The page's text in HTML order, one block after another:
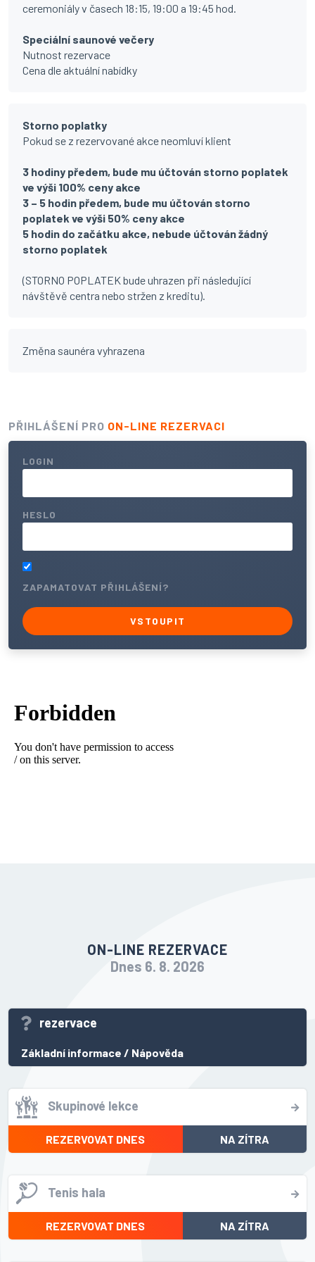
ceremoniály v časech 18:15, 19:00 a 19:45 hod.
Speciální saunové večery
Nutnost rezervace
Cena dle aktuální nabídky
Storno poplatky
Pokud se z rezervované akce neomluví klient
3 hodiny předem, bude mu účtován storno poplatek
ve výši 100% ceny akce
3 – 5 hodin předem, bude mu účtován storno
poplatek ve výši 50% ceny akce
5 hodin do začátku akce, nebude účtován žádný
storno poplatek
(STORNO POPLATEK bude uhrazen při následující
návštěvě centra nebo stržen z kreditu).
Změna saunéra vyhrazena
PŘIHLÁŠENÍ PRO ON-LINE REZERVACI
LOGIN
HESLO
ZAPAMATOVAT PŘIHLÁŠENÍ?
VSTOUPIT
ON-LINE REZERVACE
Dnes 6. 8. 2026
rezervace
Základní informace / Nápověda
Skupinové lekce
REZERVOVAT DNES NA ZÍTRA
Tenis hala
REZERVOVAT DNES NA ZÍTRA